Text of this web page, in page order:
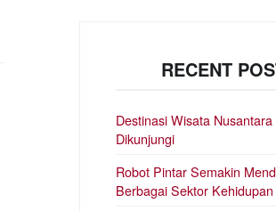
RECENT
Destinasi Wisata
Dikunjungi
Robot Pintar Semakin
Berbagai Sektor Kehidupan